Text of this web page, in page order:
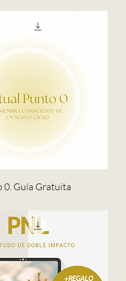
0. Guía Gratuita